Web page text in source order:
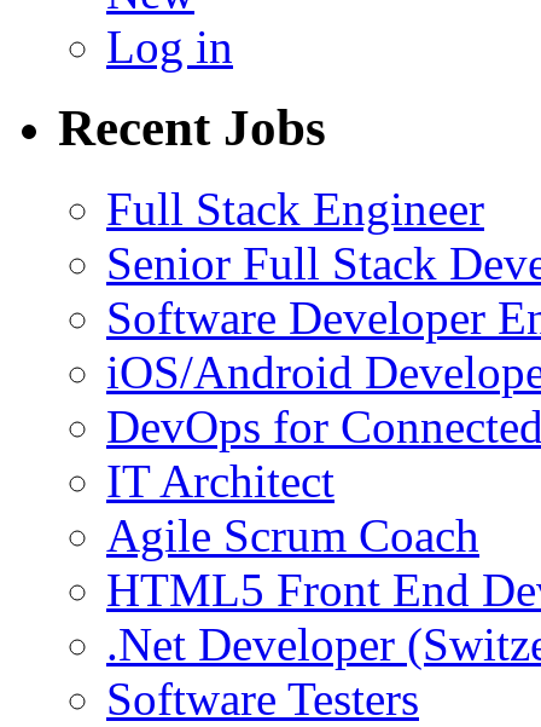
Log in
Recent Jobs
Full Stack Engineer
Senior Full Stack
Software Developer
iOS/Android
DevOps for
IT Architect
Agile Scrum Coach
HTML5 Front End
.Net Developer
Software Testers